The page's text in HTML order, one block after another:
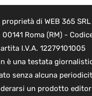
di WEB 365
00141 Roma (RM) -
I.V.A. 12279101005
è una testata
senza alcuna
un prodotto